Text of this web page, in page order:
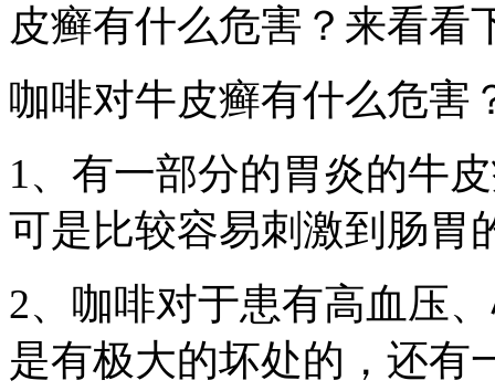
皮癣有什么危害？来看看
咖啡对牛皮癣有什么危害
1、有一部分的胃炎的牛
可是比较容易刺激到肠胃
2、咖啡对于患有高血压
是有极大的坏处的，还有